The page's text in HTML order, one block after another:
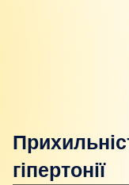
гіпертонії